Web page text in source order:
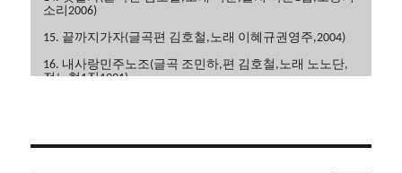
소리2006)
15. 끝까지가자(글곡편 김호철,노래 이혜규권영주,2004)
16. 내사랑민주노조(글곡 조민하,편 김호철,노래 노노단,
전노협1집1991)
의소리2006)